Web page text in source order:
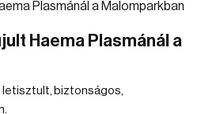
Haema Plasmánál a
letisztult, biztonságos,